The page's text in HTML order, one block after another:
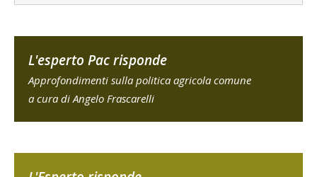
L'esperto Pac risponde
Approfondimenti sulla politica agricola comune
a cura di Angelo Frascarelli